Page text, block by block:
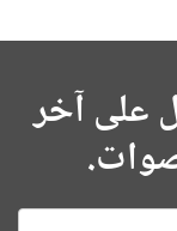
على آخر